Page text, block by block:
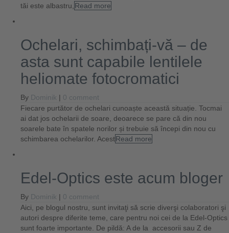
tăi este albastru, Read more
Ochelari, schimbați-vă – de
asta sunt capabile lentilele
heliomate fotocromatici
By Dominik | 0 comment
Fiecare purtător de ochelari cunoaște această situație. Tocmai
ai dat jos ochelarii de soare, deoarece se pare că din nou
soarele bate în spatele norilor și trebuie să începi din nou cu
schimbarea ochelarilor. AcestRead more
Edel-Optics este acum bloger
By Dominik | 0 comment
Aici, pe blogul nostru, sunt invitaţi să scrie diverşi colaboratori şi
autori despre diferite teme, care pentru noi cei de la Edel-Optics
sunt foarte importante. De pildă: A de la accesorii sau Z de